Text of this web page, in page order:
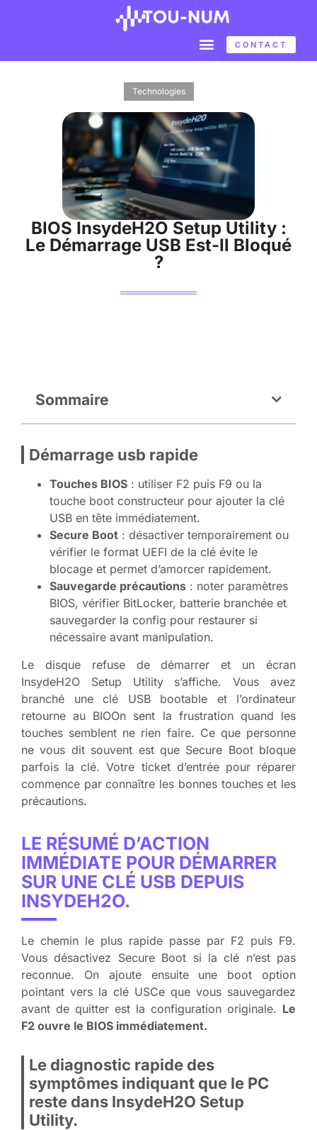
CONTACT
Technologies
BIOS InsydeH2O Setup Utility :
Le Démarrage USB Est-Il Bloqué
?
Sommaire
Démarrage usb rapide
Touches BIOS : utiliser F2 puis F9 ou la
touche boot constructeur pour ajouter la clé
USB en tête immédiatement.
Secure Boot : désactiver temporairement ou
vérifier le format UEFI de la clé évite le
blocage et permet d’amorcer rapidement.
Sauvegarde précautions : noter paramètres
BIOS, vérifier BitLocker, batterie branchée et
sauvegarder la config pour restaurer si
nécessaire avant manipulation.
Le disque refuse de démarrer et un écran
InsydeH2O Setup Utility s’affiche. Vous avez
branché une clé USB bootable et l’ordinateur
retourne au BIOOn sent la frustration quand les
touches semblent ne rien faire. Ce que personne
ne vous dit souvent est que Secure Boot bloque
parfois la clé. Votre ticket d’entrée pour réparer
commence par connaître les bonnes touches et les
précautions.
LE RÉSUMÉ D’ACTION
IMMÉDIATE POUR DÉMARRER
SUR UNE CLÉ USB DEPUIS
INSYDEH2O.
Le chemin le plus rapide passe par F2 puis F9.
Vous désactivez Secure Boot si la clé n’est pas
reconnue. On ajoute ensuite une boot option
pointant vers la clé USCe que vous sauvegardez
avant de quitter est la configuration originale. Le
F2 ouvre le BIOS immédiatement.
Le diagnostic rapide des
symptômes indiquant que le PC
reste dans InsydeH2O Setup
Utility.